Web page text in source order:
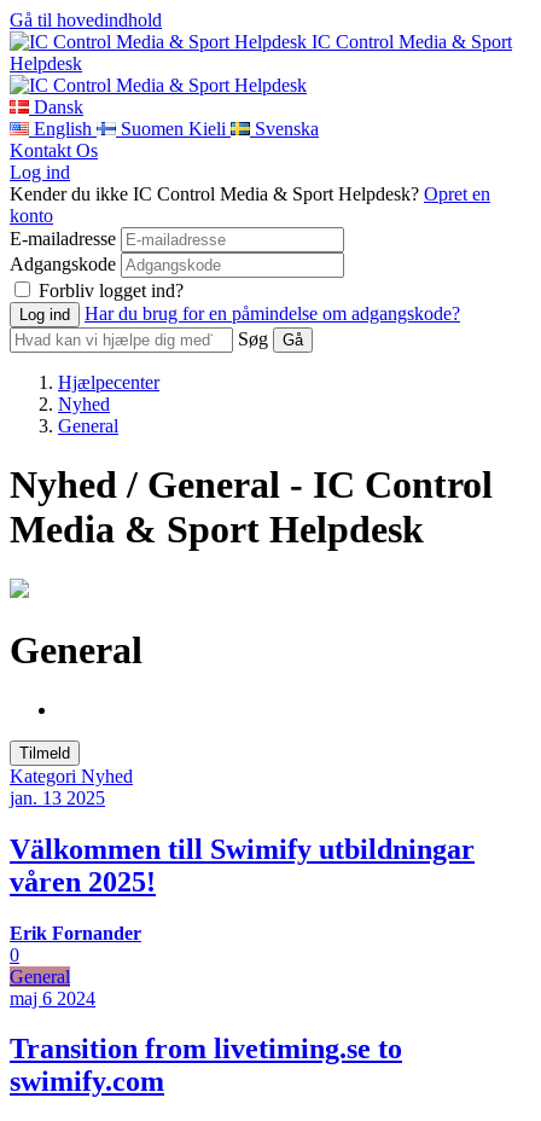
Gå til hovedindhold
IC Control Media & Sport
Helpdesk
Dansk
English
Suomen Kieli
Svenska
Kontakt Os
Log ind
Kender du ikke IC Control Media & Sport Helpdesk? Opret en
konto
E-mailadresse
Adgangskode
Forbliv logget ind?
Har du brug for en påmindelse om adgangskode?
Søg
Hjælpecenter
Nyhed
General
Nyhed / General - IC Control
Media & Sport Helpdesk
General
Tilmeld
Kategori Nyhed
jan. 13 2025
Välkommen till Swimify utbildningar
våren 2025!
Erik Fornander
0
General
maj 6 2024
Transition from livetiming.se to
swimify.com